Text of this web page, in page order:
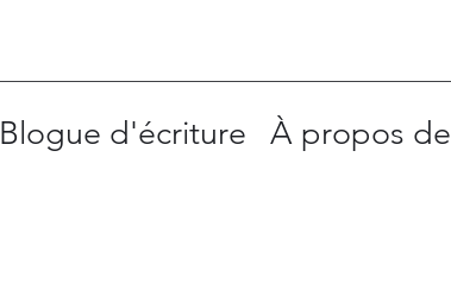
Blogue d'écriture À propos de